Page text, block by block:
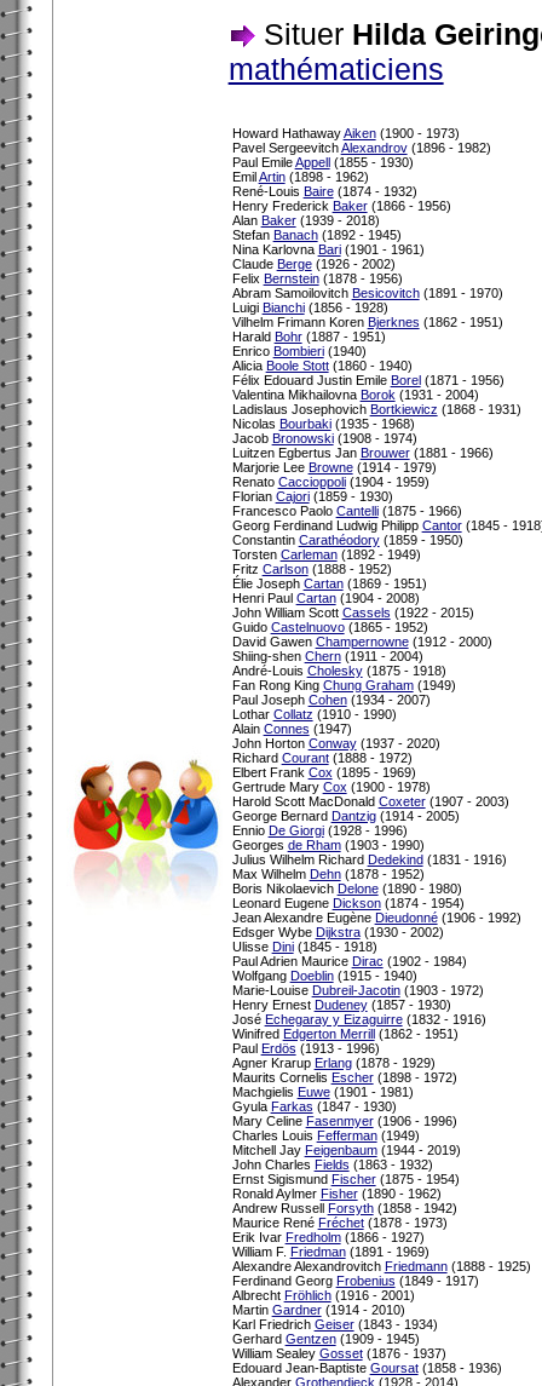
Situer Hilda
mathématiciens
Howard HathawayAiken(1900 - 1973)
Pavel SergeevitchAlexandrov(1896 - 1982)
Paul EmileAppell(1855 - 1930)
EmilArtin(1898 - 1962)
René-Louis Baire(1874 - 1932)
Henry Frederick Baker(1866 - 1956)
Alan Baker(1939 - 2018)
Stefan Banach(1892 - 1945)
Nina Karlovna Bari(1901 - 1961)
Claude Berge(1926 - 2002)
Felix Bernstein(1878 - 1956)
Abram Samoilovitch Besicovitch(1891 - 1970)
Luigi Bianchi(1856 - 1928)
Vilhelm Frimann Koren Bjerknes (1862 - 1951)
Harald Bohr(1887 - 1951)
Enrico Bombieri(1940)
Alicia Boole Stott(1860 - 1940)
Félix Edouard Justin Emile Borel(1871 - 1956)
Valentina Mikhailovna Borok (1931 - 2004)
Ladislaus Josephovich Bortkiewicz (1868 - 1931)
Nicolas Bourbaki(1935 - 1968)
Jacob Bronowski(1908 - 1974)
Luitzen Egbertus Jan Brouwer(1881 - 1966)
Marjorie Lee Browne(1914 - 1979)
Renato Caccioppoli(1904 - 1959)
Florian Cajori(1859 - 1930)
Francesco Paolo Cantelli(1875 - 1966)
Georg Ferdinand Ludwig Philipp Cantor(1845 -
Constantin Carathéodory(1859 - 1950)
Torsten Carleman(1892 - 1949)
Fritz Carlson(1888 - 1952)
Élie Joseph Cartan(1869 - 1951)
Henri Paul Cartan(1904 - 2008)
John William Scott Cassels (1922 - 2015)
Guido Castelnuovo(1865 - 1952)
David Gawen Champernowne(1912 - 2000)
Shiing-shen Chern(1911 - 2004)
André-Louis Cholesky(1875 - 1918)
Fan Rong King Chung Graham(1949)
Paul Joseph Cohen(1934 - 2007)
Lothar Collatz (1910 - 1990)
Alain Connes (1947)
John Horton Conway(1937 - 2020)
Richard Courant(1888 - 1972)
Elbert Frank Cox (1895 - 1969)
Gertrude Mary Cox (1900 - 1978)
Harold Scott MacDonald Coxeter(1907 - 2003)
George Bernard Dantzig(1914 - 2005)
Ennio De Giorgi(1928 - 1996)
Georges de Rham(1903 - 1990)
Julius Wilhelm Richard Dedekind(1831 - 1916)
Max Wilhelm Dehn(1878 - 1952)
Boris Nikolaevich Delone(1890 - 1980)
Leonard Eugene Dickson(1874 - 1954)
Jean Alexandre Eugène Dieudonné(1906 - 1992)
Edsger Wybe Dijkstra(1930 - 2002)
Ulisse Dini(1845 - 1918)
Paul Adrien Maurice Dirac (1902 - 1984)
Wolfgang Doeblin(1915 - 1940)
Marie-Louise Dubreil-Jacotin(1903 - 1972)
Henry Ernest Dudeney(1857 - 1930)
José Echegaray y Eizaguirre(1832 - 1916)
Winifred Edgerton Merrill(1862 - 1951)
Paul Erdös (1913 - 1996)
Agner Krarup Erlang(1878 - 1929)
Maurits Cornelis Escher(1898 - 1972)
Machgielis Euwe(1901 - 1981)
Gyula Farkas (1847 - 1930)
Mary Celine Fasenmyer(1906 - 1996)
Charles Louis Fefferman(1949)
Mitchell Jay Feigenbaum(1944 - 2019)
John Charles Fields (1863 - 1932)
Ernst Sigismund Fischer(1875 - 1954)
Ronald Aylmer Fisher(1890 - 1962)
Andrew Russell Forsyth(1858 - 1942)
Maurice René Fréchet(1878 - 1973)
Erik Ivar Fredholm(1866 - 1927)
William F. Friedman(1891 - 1969)
Alexandre Alexandrovitch Friedmann(1888 - 1925)
Ferdinand Georg Frobenius (1849 - 1917)
Albrecht Fröhlich(1916 - 2001)
Martin Gardner(1914 - 2010)
Karl Friedrich Geiser(1843 - 1934)
Gerhard Gentzen(1909 - 1945)
William Sealey Gosset(1876 - 1937)
Edouard Jean-Baptiste Goursat(1858 - 1936)
Alexander Grothendieck (1928 - 2014)